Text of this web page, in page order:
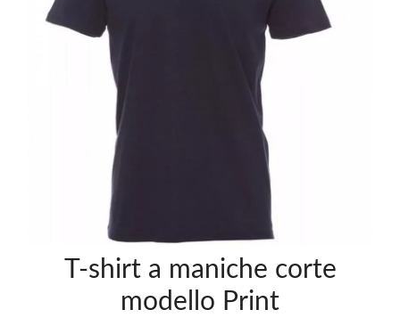
T-shirt a maniche corte
modello Print